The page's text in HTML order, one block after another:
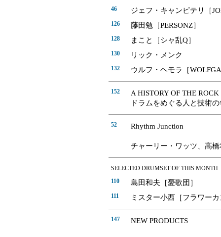
46 ジェフ・キャンピテリ［
126 藤田勉［PERSONZ］
128 まこと［シャ乱Q］
130 リック・メンク
132 ウルフ・ヘモラ［
152
A HISTORY OF THE
ドラムをめぐる人と技術
52 Rhythm Junction
チャーリー・ワッツ、高
SELECTED DRUMSET OF THIS MONTH
110
島田和夫［憂歌団］
111 ミスター小西［フラワー
147 NEW PRODUCTS